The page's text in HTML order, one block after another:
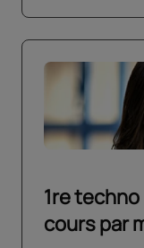
1re
cours par